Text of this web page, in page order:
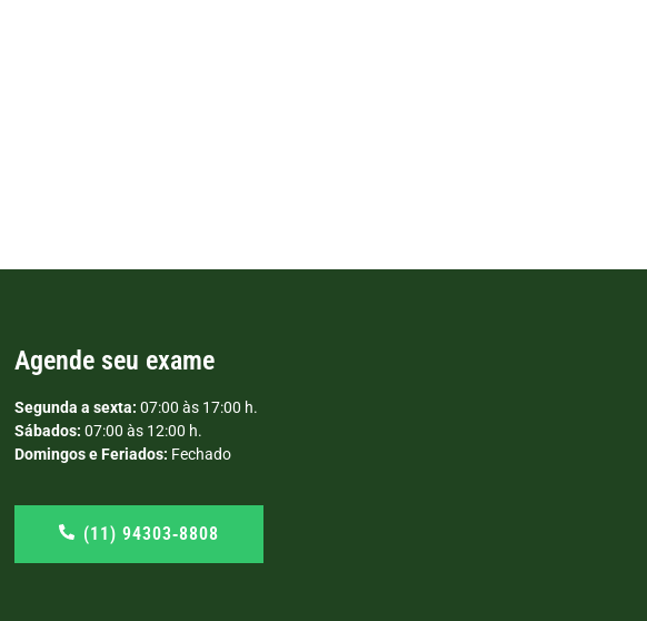
Agende seu exame
Segunda a sexta: 07:00 às 17:00 h.
Sábados: 07:00 às 12:00 h.
Domingos e Feriados: Fechado
(11) 94303‑8808